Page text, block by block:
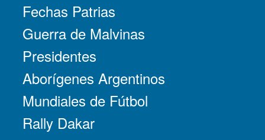
Fechas Patrias
Guerra de Malvinas
Presidentes
Aborígenes Argentinos
Mundiales de Fútbol
Rally Dakar